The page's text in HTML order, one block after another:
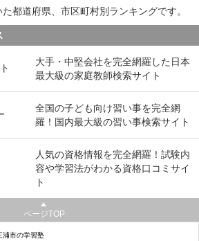
都道府県、市区町村別ランキングです。
大手・中堅会社を完全網羅した日本
最大級の家庭教師検索サイト
全国の子ども向け習い事を完全網
羅！国内最大級の習い事検索サイト
人気の資格情報を完全網羅！試験内
容や学習法がわかる資格口コミサイ
ト
ページTOP
浦市の学習塾